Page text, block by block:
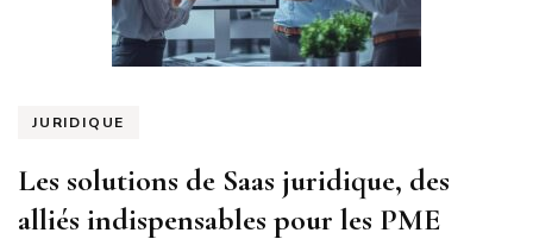
JURIDIQUE
Les solutions de Saas juridique, des
alliés indispensables pour les PME